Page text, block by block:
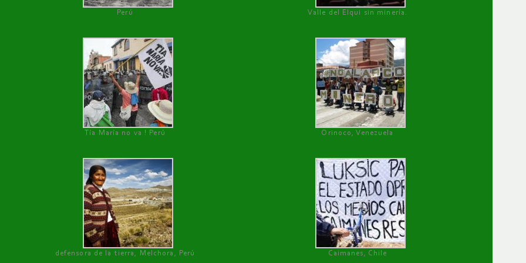
Perú Valle del Elqui sin minería.
Tía María no va ! Perú Orinoco, Venezuela
defensora de la tierra, Melchora, Perú Caimanes, Chile